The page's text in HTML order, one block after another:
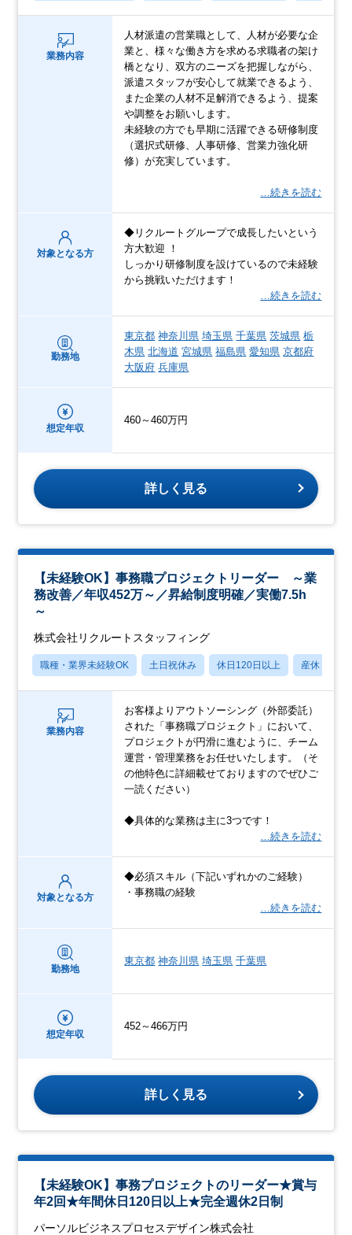
業務内容
人材派遣の営業職として、人材が必要な企
業と、様々な働き方を求める求職者の架け
橋となり、双方のニーズを把握しながら、
派遣スタッフが安心して就業できるよう、
また企業の人材不足解消できるよう、提案
や調整をお願いします。
未経験の方でも早期に活躍できる研修制度
（選択式研修、人事研修、営業力強化研
修）が充実しています。
…続きを読む
対象となる方
◆リクルートグループで成長したいという
方大歓迎 ！
しっかり研修制度を設けているので未経験
から挑戦いただけます！
…続きを読む
勤務地
東京都 神奈川県 埼玉県 千葉県 茨城県 栃
木県 北海道 宮城県 福島県 愛知県 京都府
大阪府 兵庫県
想定年収
460～460万円
詳しく見る
【未経験OK】事務職プロジェクトリーダー ～業
務改善／年収452万～／昇給制度明確／実働7.5h
～
株式会社リクルートスタッフィング
職種・業界未経験OK 土日祝休み 休日120日以上 産休・育休
業務内容
お客様よりアウトソーシング（外部委託）
された「事務職プロジェクト」において、
プロジェクトが円滑に進むように、チーム
運営・管理業務をお任せいたします。（そ
の他特色に詳細載せておりますのでぜひご
一読ください）
◆具体的な業務は主に3つです！
…続きを読む
対象となる方
◆必須スキル（下記いずれかのご経験）
・事務職の経験
…続きを読む
勤務地
東京都 神奈川県 埼玉県 千葉県
想定年収
452～466万円
詳しく見る
【未経験OK】事務プロジェクトのリーダー★賞与
年2回★年間休日120日以上★完全週休2日制
パーソルビジネスプロセスデザイン株式会社